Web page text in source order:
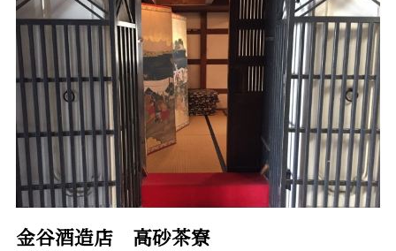
金谷酒造店 高砂茶寮